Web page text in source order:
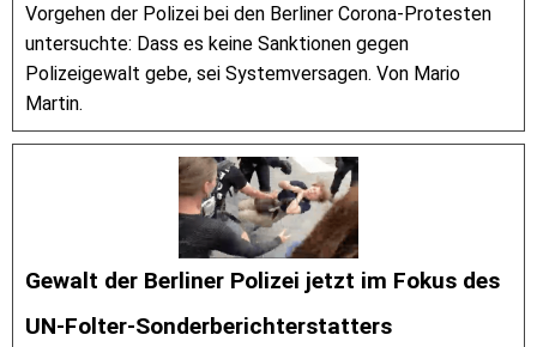
Vorgehen der Polizei bei den Berliner Corona-Protesten
untersuchte: Dass es keine Sanktionen gegen
Polizeigewalt gebe, sei Systemversagen. Von Mario
Martin.
Gewalt der Berliner Polizei jetzt im Fokus des
UN-Folter-Sonderberichterstatters